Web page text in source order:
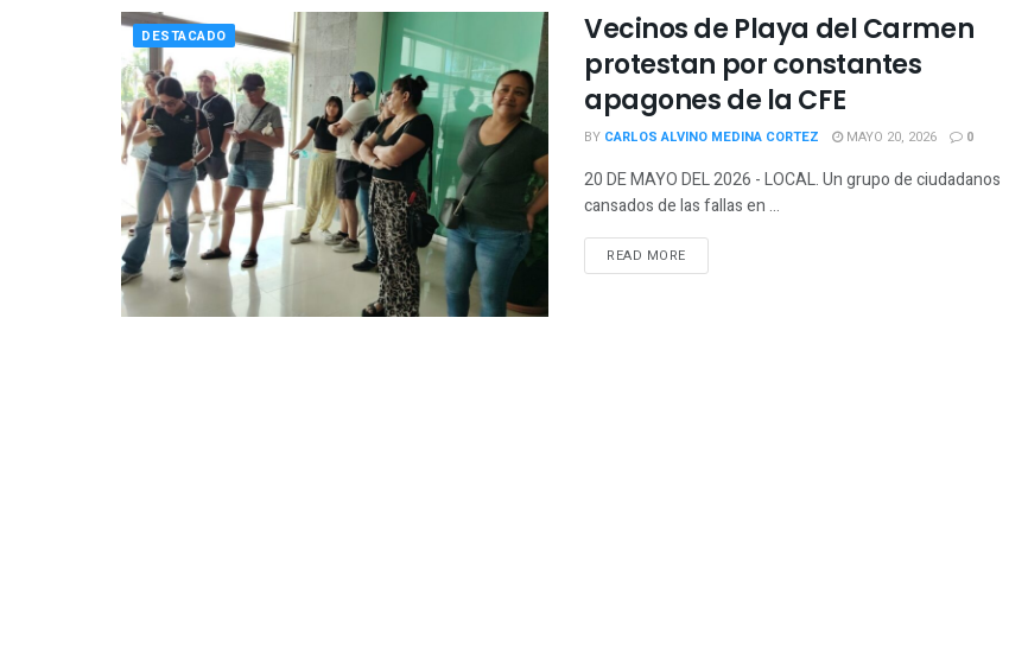
DESTACADO
Vecinos de Playa del Carmen
protestan por constantes
apagones de la CFE
BY CARLOS ALVINO MEDINA CORTEZ MAYO 20, 2026 0
20 DE MAYO DEL 2026 - LOCAL. Un grupo de ciudadanos
cansados de las fallas en ...
READ MORE